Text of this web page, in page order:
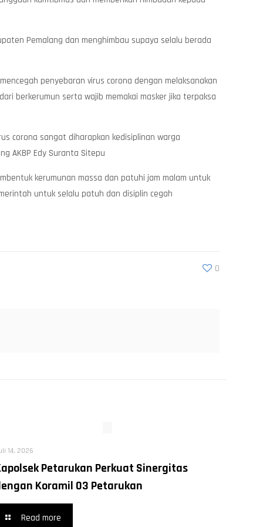
Pemalang dan menghimbau supaya selalu berada
penyebaran virus corona dengan melaksanakan
berkerumun serta wajib memakai masker jika terpaksa
corona sangat diharapkan kedisiplinan warga
AKBP Edy Suranta Sitepu
kerumunan massa dan patuhi jam malam untuk
untuk selalu patuh dan disiplin cegah
0
14, 2026
Petarukan Perkuat Sinergitas
Koramil 03 Petarukan
Read more